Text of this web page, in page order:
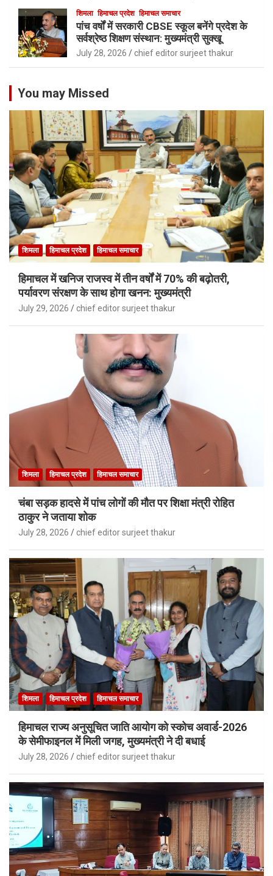
शिमला हिमाचल प्रदेश हिमाचल समाचार
पांच वर्षों में सरकारी CBSE स्कूल बनेंगे प्रदेश के
सर्वश्रेष्ठ शिक्षण संस्थान: मुख्यमंत्री सुक्खू
July 28, 2026 chief editor surjeet thakur
You may Missed
शिमला हिमाचल प्रदेश हिमाचल समाचार
हिमाचल में खनिज राजस्व में तीन वर्षों में 70% की बढ़ोतरी,
पर्यावरण संरक्षण के साथ होगा खनन: मुख्यमंत्री
July 29, 2026 chief editor surjeet thakur
शिमला हिमाचल प्रदेश हिमाचल समाचार
चंबा सड़क हादसे में पांच लोगों की मौत पर शिक्षा मंत्री रोहित
ठाकुर ने जताया शोक
July 28, 2026 chief editor surjeet thakur
शिमला हिमाचल प्रदेश हिमाचल समाचार
हिमाचल राज्य अनुसूचित जाति आयोग को स्कोच अवार्ड-2026
के सेमीफाइनल में मिली जगह, मुख्यमंत्री ने दी बधाई
July 28, 2026 chief editor surjeet thakur